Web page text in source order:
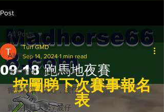
馬網
Madhorse66
8.com
Post
All Posts
賽馬新聞 Racing News
癲馬精選 / 尤達，波仔
癲馬賽日大勢 / 波仔
All Posts
09-18 跑馬地夜賽
Turf GMD
Sep 14, 2024 1 min read
按圖睇下次賽事報名
表